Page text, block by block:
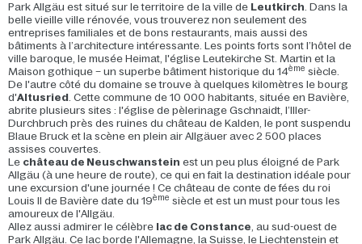
Park Allgäu est situé sur le territoire de la ville de Leutkirch. Dans la
belle vieille ville rénovée, vous trouverez non seulement des
entreprises familiales et de bons restaurants, mais aussi des
bâtiments à l’architecture intéressante. Les points forts sont l’hôtel de
ville baroque, le musée Heimat, l'église Leutekirche St. Martin et la
Maison gothique – un superbe bâtiment historique du 14ème siècle.
De l'autre côté du domaine se trouve à quelques kilomètres le bourg
d'Altusried. Cette commune de 10 000 habitants, située en Bavière,
abrite plusieurs sites : l'église de pèlerinage Gschnaidt, l’Iller-
Durchbruch près des ruines du château de Kalden, le pont suspendu
Blaue Bruck et la scène en plein air Allgäuer avec 2 500 places
assises couvertes.
Le château de Neuschwanstein est un peu plus éloigné de Park
Allgäu (à une heure de route), ce qui en fait la destination idéale pour
une excursion d'une journée ! Ce château de conte de fées du roi
Louis II de Bavière date du 19ème siècle et est un must pour tous les
amoureux de l'Allgäu.
Allez aussi admirer le célèbre lac de Constance, au sud-ouest de
Park Allgäu. Ce lac borde l'Allemagne, la Suisse, le Liechtenstein et